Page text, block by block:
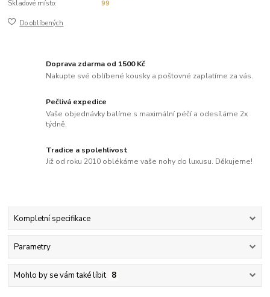
Skladové místo:
99
Do oblíbených
Doprava zdarma od 1500 Kč
Nakupte své oblíbené kousky a poštovné zaplatíme za vás.
Pečlivá expedice
Vaše objednávky balíme s maximální péčí a odesíláme 2x
týdně.
Tradice a spolehlivost
Již od roku 2010 oblékáme vaše nohy do luxusu. Děkujeme!
Kompletní specifikace
Parametry
Mohlo by se vám také líbit 8